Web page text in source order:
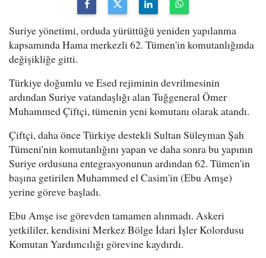
Suriye yönetimi, orduda yürüttüğü yeniden yapılanma
kapsamında Hama merkezli 62. Tümen'in komutanlığında
değişikliğe gitti.
Türkiye doğumlu ve Esed rejiminin devrilmesinin
ardından Suriye vatandaşlığı alan Tuğgeneral Ömer
Muhammed Çiftçi, tümenin yeni komutanı olarak atandı.
Çiftçi, daha önce Türkiye destekli Sultan Süleyman Şah
Tümeni'nin komutanlığını yapan ve daha sonra bu yapının
Suriye ordusuna entegrasyonunun ardından 62. Tümen'in
başına getirilen Muhammed el Casim'in (Ebu Amşe)
yerine göreve başladı.
Ebu Amşe ise görevden tamamen alınmadı. Askeri
yetkililer, kendisini Merkez Bölge İdari İşler Kolordusu
Komutan Yardımcılığı görevine kaydırdı.